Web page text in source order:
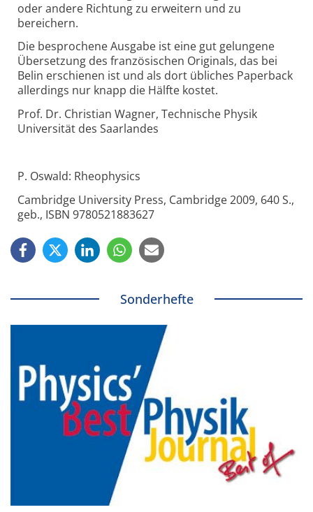
oder andere Richtung zu erweitern und zu
bereichern.
Die besprochene Ausgabe ist eine gut gelungene
Übersetzung des französischen Originals, das bei
Belin erschienen ist und als dort übliches Paperback
allerdings nur knapp die Hälfte kostet.
Prof. Dr. Christian Wagner, Technische Physik
Universität des Saarlandes
P. Oswald: Rheophysics
Cambridge University Press, Cambridge 2009, 640 S.,
geb., ISBN 9780521883627
Sonderhefte